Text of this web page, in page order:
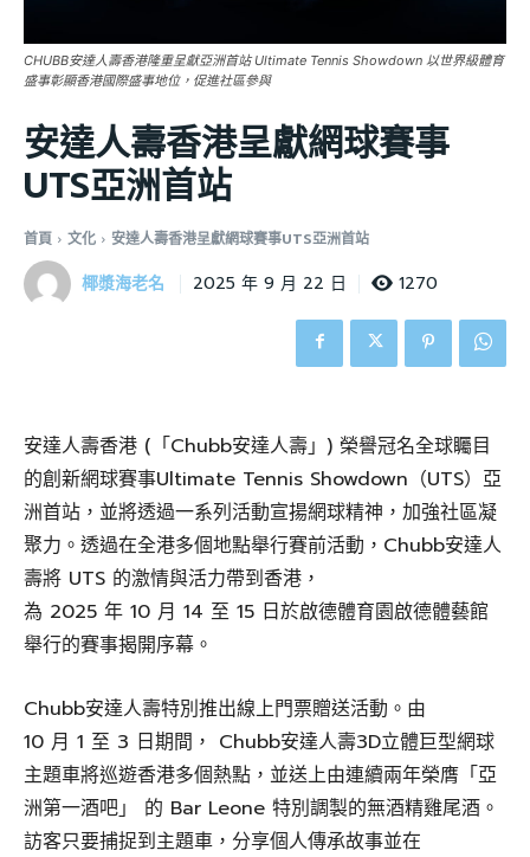
CHUBB安達人壽香港隆重呈獻亞洲首站 Ultimate Tennis Showdown 以世界級體育
盛事彰顯香港國際盛事地位，促進社區參與
安達人壽香港呈獻網球賽事
UTS亞洲首站
首頁 文化 安達人壽香港呈獻網球賽事UTS亞洲首站
椰漿海老名 2025 年 9 月 22 日 1270
安達人壽香港 (「Chubb安達人壽」) 榮譽冠名全球矚目
的創新網球賽事Ultimate Tennis Showdown（UTS）亞
洲首站，並將透過一系列活動宣揚網球精神，加強社區凝
聚力。透過在全港多個地點舉行賽前活動，Chubb安達人
壽將 UTS 的激情與活力帶到香港，
為 2025 年 10 月 14 至 15 日於啟德體育園啟德體藝館
舉行的賽事揭開序幕。
Chubb安達人壽特別推出線上門票贈送活動。由
10 月 1 至 3 日期間， Chubb安達人壽3D立體巨型網球
主題車將巡遊香港多個熱點，並送上由連續兩年榮膺「亞
洲第一酒吧」 的 Bar Leone 特別調製的無酒精雞尾酒。
訪客只要捕捉到主題車，分享個人傳承故事並在